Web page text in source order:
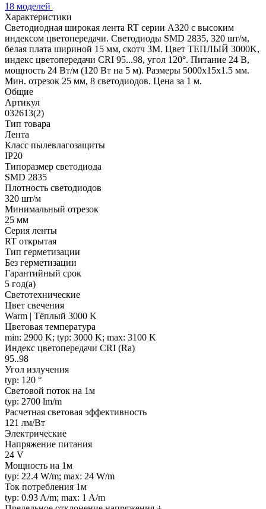
18 моделей
Характеристики
Светодиодная широкая лента RT серии A320 с высоким
индексом цветопередачи. Светодиоды SMD 2835, 320 шт/м,
белая плата шириной 15 мм, скотч 3М. Цвет ТЕПЛЫЙ 3000K,
индекс цветопередачи CRI 95...98, угол 120°. Питание 24 В,
мощность 24 Вт/м (120 Вт на 5 м). Размеры 5000х15х1.5 мм.
Мин. отрезок 25 мм, 8 светодиодов. Цена за 1 м.
Общие
Артикул
032613(2)
Тип товара
Лента
Класс пылевлагозащиты
IP20
Типоразмер светодиода
SMD 2835
Плотность светодиодов
320 шт/м
Минимальный отрезок
25 мм
Серия ленты
RT открытая
Тип герметизации
Без герметизации
Гарантийный срок
5 год(а)
Светотехнические
Цвет свечения
Warm | Тёплый 3000 K
Цветовая температура
min: 2900 K; typ: 3000 K; max: 3100 K
Индекс цветопередачи CRI (Ra)
95..98
Угол излучения
typ: 120 °
Световой поток на 1м
typ: 2700 lm/m
Расчетная световая эффективность
121 лм/Вт
Электрические
Напряжение питания
24 V
Мощность на 1м
typ: 22.4 W/m; max: 24 W/m
Ток потребления 1м
typ: 0.93 A/m; max: 1 A/m